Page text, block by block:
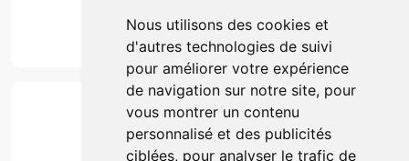
Nous utilisons des cookies et
d'autres technologies de suivi
pour améliorer votre expérience
de navigation sur notre site, pour
vous montrer un contenu
personnalisé et des publicités
ciblées, pour analyser le trafic de
Suivez-nous
Paiement
Simple, rapide et 100% sécurisé